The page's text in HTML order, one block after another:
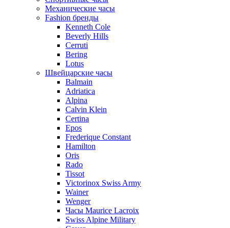
Механические часы
Fashion бренды
Kenneth Cole
Beverly Hills
Cerruti
Bering
Lotus
Швейцарские часы
Balmain
Adriatica
Alpina
Calvin Klein
Certina
Epos
Frederique Constant
Hamilton
Oris
Rado
Tissot
Victorinox Swiss Army
Wainer
Wenger
Часы Maurice Lacroix
Swiss Alpine Military